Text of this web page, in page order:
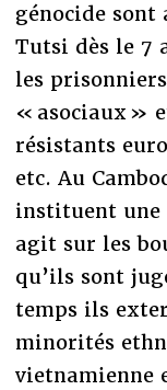
génocide sont
Tutsi dès le 7
les
« asociaux »
résistants
etc. Au
instituent une
agit sur les
qu’ils sont
temps ils
minorités
vietnamienne